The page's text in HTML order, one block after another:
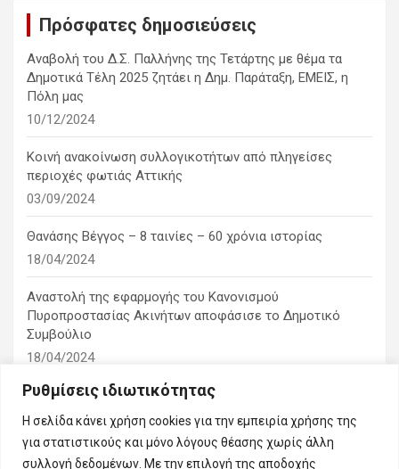
Ρυθμίσεις ιδιωτικότητας
Η σελίδα κάνει χρήση cookies για την εμπειρία χρήσης της
για στατιστικούς και μόνο λόγους θέασης χωρίς άλλη
συλλογή δεδομένων. Με την επιλογή της αποδοχής
Πρόσφατες δημοσιεύσεις
Αναβολή του Δ.Σ. Παλλήνης της Τετάρτης με θέμα τα
Δημοτικά Τέλη 2025 ζητάει η Δημ. Παράταξη, ΕΜΕΙΣ, η
Πόλη μας
10/12/2024
Κοινή ανακοίνωση συλλογικοτήτων από πληγείσες
περιοχές φωτιάς Αττικής
03/09/2024
Θανάσης Βέγγος – 8 ταινίες – 60 χρόνια ιστορίας
18/04/2024
Αναστολή της εφαρμογής του Κανονισμού
Πυροπροστασίας Ακινήτων αποφάσισε το Δημοτικό
Συμβούλιο
18/04/2024
1η ειδική συνεδρίαση λογοδοσίας του δημοτικού
συμβουλίου
10/03/2024